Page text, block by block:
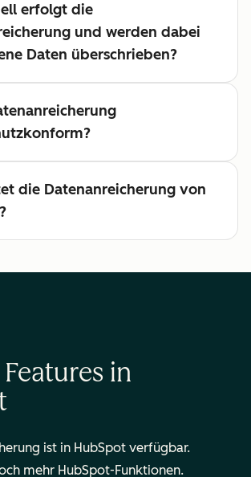
erfolgt die
und werden dabei
Daten überschrieben?
die Datenanreicherung von
in
ist in HubSpot verfügbar.
mehr HubSpot-Funktionen.